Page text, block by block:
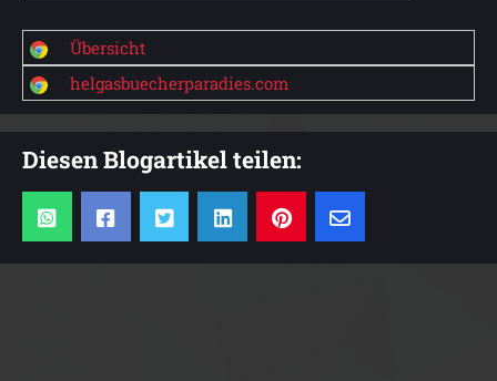
Übersicht
helgasbuecherparadies.com
Diesen Blogartikel teilen: